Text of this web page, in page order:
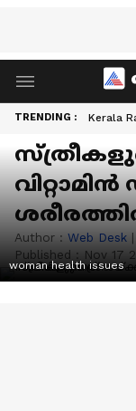
TRENDING : Kerala
Author : Web Desk |
Published : Nov 17
woman health issues